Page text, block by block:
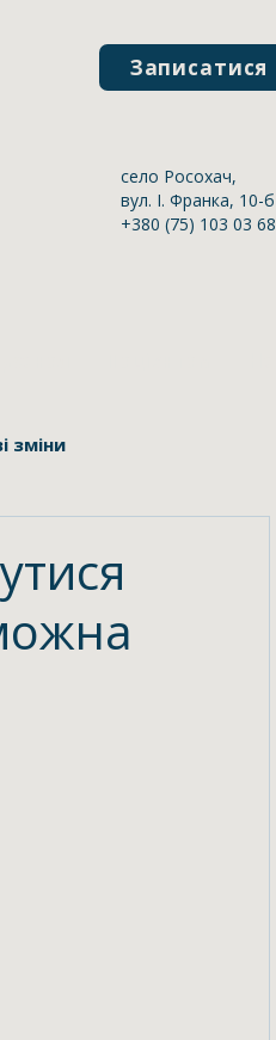
Записатися
село Росохач,
вул. І. Франка, 10-б
+380 (75) 103 03 68
зміни